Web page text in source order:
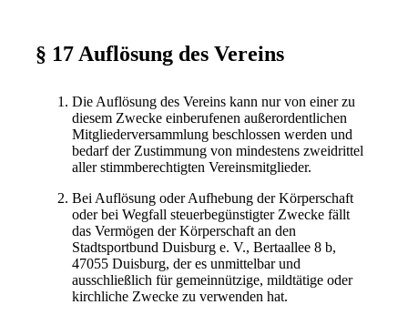
§ 17 Auflösung des Vereins
Die Auflösung des Vereins kann nur von einer zu
diesem Zwecke einberufenen außerordentlichen
Mitgliederversammlung beschlossen werden und
bedarf der Zustimmung von mindestens zweidrittel
aller stimmberechtigten Vereinsmitglieder.
Bei Auflösung oder Aufhebung der Körperschaft
oder bei Wegfall steuerbegünstigter Zwecke fällt
das Vermögen der Körperschaft an den
Stadtsportbund Duisburg e. V., Bertaallee 8 b,
47055 Duisburg, der es unmittelbar und
ausschließlich für gemeinnützige, mildtätige oder
kirchliche Zwecke zu verwenden hat.